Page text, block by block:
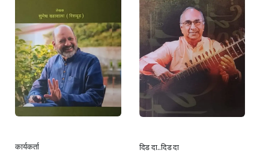
कार्यकर्ता दिड दा..दिड दा